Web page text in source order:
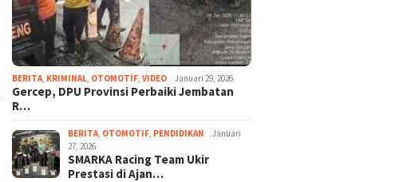
BERITA KRIMINAL OTOMOTIF ,VIDEO Januari 29, 2026
Gercep, DPU Provinsi Perbaiki Jembatan
R…
BERITA OTOMOTIF PENDIDIKAN
Januari
27, 2026
SMARKA Racing Team Ukir
Prestasi di Ajan…